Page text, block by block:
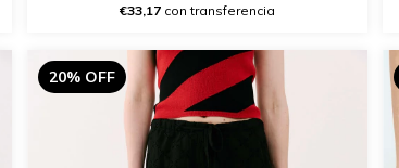
€33,17 con transferencia
20% OFF